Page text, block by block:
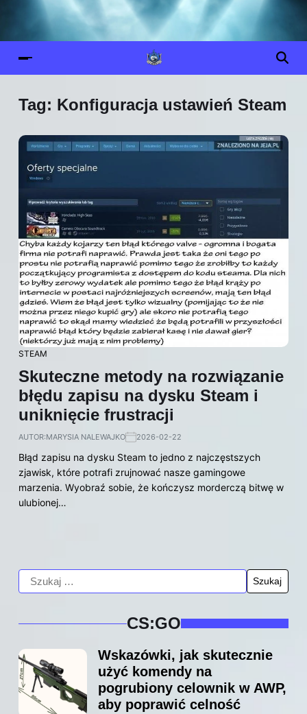
Tag: Konfiguracja ustawień Steam
STEAM
Skuteczne metody na rozwiązanie
błędu zapisu na dysku Steam i
uniknięcie frustracji
AUTOR:MARYSIA NALEWAJKO 2026-02-22
Błąd zapisu na dysku Steam to jedno z najczęstszych
zjawisk, które potrafi zrujnować nasze gamingowe
marzenia. Wyobraź sobie, że kończysz morderczą bitwę w
ulubionej…
CS:GO
Wskazówki, jak skutecznie
użyć komendy na
pogrubiony celownik w AWP,
aby poprawić celność